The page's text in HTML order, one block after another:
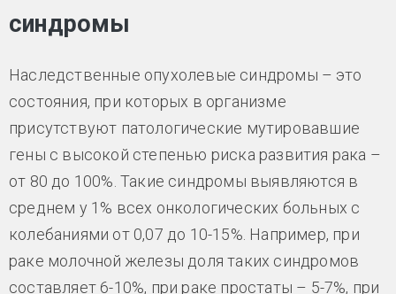
синдромы
Наследственные опухолевые синдромы – это
состояния, при которых в организме
присутствуют патологические мутировавшие
гены с высокой степенью риска развития рака –
от 80 до 100%. Такие синдромы выявляются в
среднем у 1% всех онкологических больных с
колебаниями от 0,07 до 10-15%. Например, при
раке молочной железы доля таких синдромов
составляет 6-10%, при раке простаты – 5-7%, при